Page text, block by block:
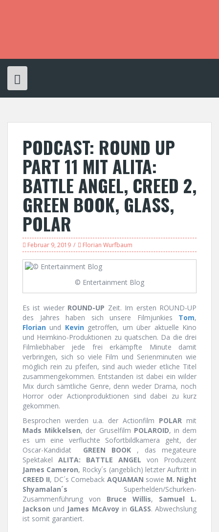
PODCAST: ROUND UP
PART 11 MIT ALITA:
BATTLE ANGEL, CREED 2,
GREEN BOOK, GLASS,
POLAR
Februar 9, 2019 Florian Wurfbaum
© Entertainment Blog
Es ist wieder ROUND-UP Zeit. Im ersten ROUND-UP
des Jahres haben sich unsere Filmjunkies Tom,
Florian und Kevingetroffen, um über aktuelle Kino
und Heimkino-Produktionen zu quatschen. Da die drei
Filmliebhaber jede frei erkämpfte Minute damit
verbringen, sich so viele Film und Serienminuten wie
möglich rein zu pfeifen, sind auch wieder etliche Titel
zusammengekommen. Entstanden ist dabei ein wilder
Mix durch sämtliche Genre, denn weder Drama, noch
Horror oder Actionproduktionen sind dabei zu kurz
gekommen.
Besprochen werden u.a. der Actionfilm POLAR mit
Mads Mikkelsen, der Gruselfilm POLAROID, in dem
es um eine verfluchte Sofortbildkamera geht, der
Oscar-Kandidat GREEN BOOK , das megateure
Spektakel ALITA: BATTLE ANGEL von Produzent
James Cameron, Rocky´s (angeblich) letzter Auftritt in
CREED II, DC´s Comeback AQUAMAN sowie M. Night
Shyamalan´s Superhelden/Schurken-
Zusammenführung von Bruce Willis, Samuel L.
Jackson und James McAvoyin GLASS. Abwechslung
ist somit garantiert.